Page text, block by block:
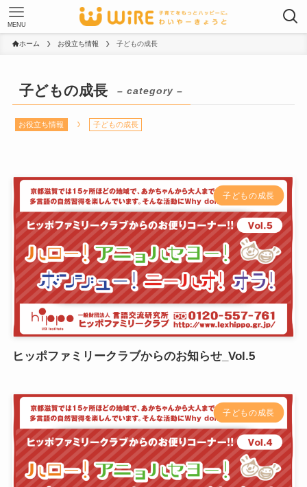
MENU
ホーム お役立ち情報 子どもの成長
子どもの成長 – category –
お役立ち情報 子どもの成長
子どもの成長
ヒッポファミリークラブからのお知らせ_Vol.5
子どもの成長